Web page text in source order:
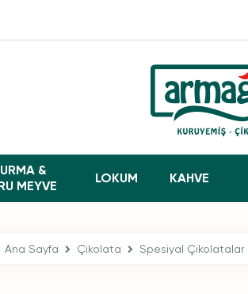
&
MEYVE
LOKUM KAHVE
Ana Sayfa Çikolata Spesiyal Çikolatalar